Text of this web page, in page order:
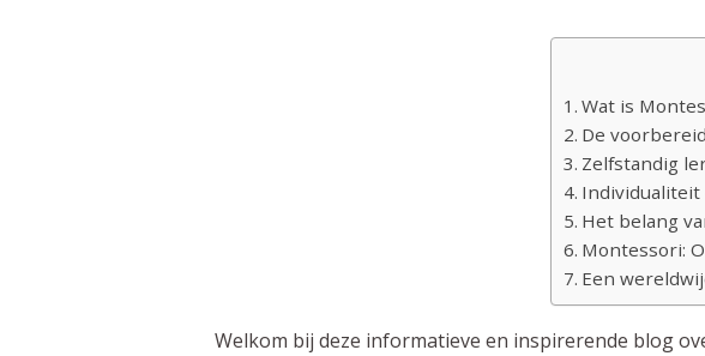
Wat is
De
Zelfstandig
Het belang
Montessori:
Een
Welkom bij deze informatieve en inspirerende blog